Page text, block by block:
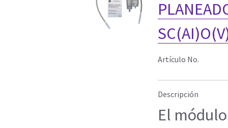
Artículo No.
Descripción
El